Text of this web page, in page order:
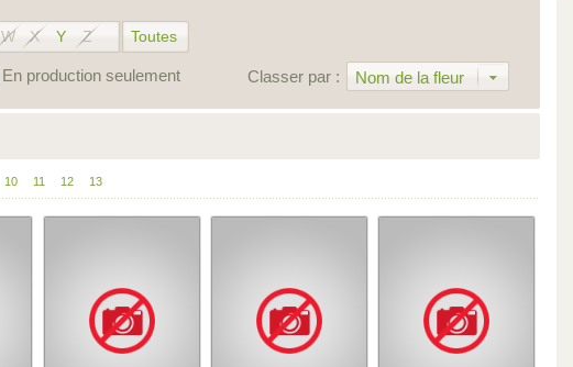
W X Y Z Toutes
En production seulement Classer par : Nom de la fleur
10 11 12 13